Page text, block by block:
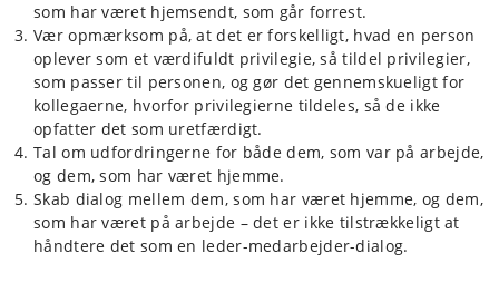
som har været hjemsendt, som går forrest.
Vær opmærksom på, at det er forskelligt, hvad en person
oplever som et værdifuldt privilegie, så tildel privilegier,
som passer til personen, og gør det gennemskueligt for
kollegaerne, hvorfor privilegierne tildeles, så de ikke
opfatter det som uretfærdigt.
Tal om udfordringerne for både dem, som var på arbejde,
og dem, som har været hjemme.
Skab dialog mellem dem, som har været hjemme, og dem,
som har været på arbejde – det er ikke tilstrækkeligt at
håndtere det som en leder-medarbejder-dialog.